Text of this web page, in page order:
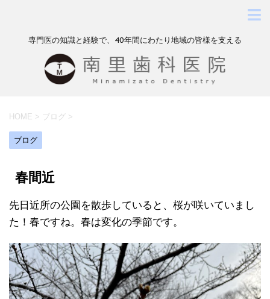
専門医の知識と経験で、40年間にわたり地域の皆様を支える
HOME > ブログ >
ブログ
春間近
先日近所の公園を散歩していると、桜が咲いていまし
た！春ですね。春は変化の季節です。